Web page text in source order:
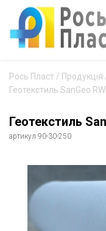
Рось Пласт / Продукція
Геотекстиль SanGeo
Геотекстиль
артикул 90-30-250